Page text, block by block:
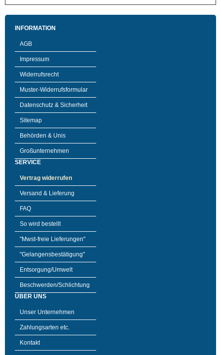
INFORMATION
AGB
Impressum
Widerrufsrecht
Muster-Widerrufsformular
Datenschutz & Sicherheit
Sitemap
Behörden & Unis
Großunternehmen
SERVICE
Vertrag widerrufen
Versand & Lieferung
FAQ
So wird bestellt
"Mwst-freie Lieferungen"
"Gelangensbestätigung"
Entsorgung/Umwelt
Beschwerden/Schlichtung
ÜBER UNS
Unser Unternehmen
Zahlungsarten etc.
Kontakt